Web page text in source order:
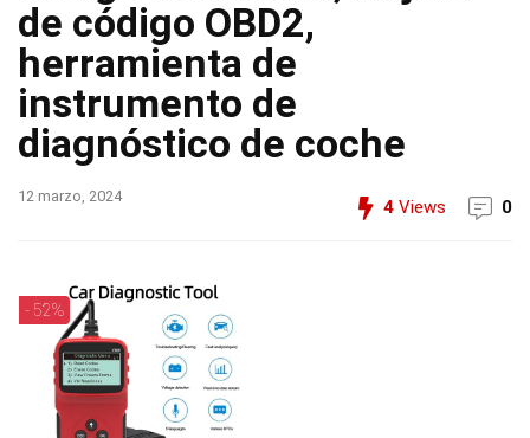
de código OBD2,
herramienta de
instrumento de
diagnóstico de coche
12 marzo, 2024
4 Views 0
- 52%